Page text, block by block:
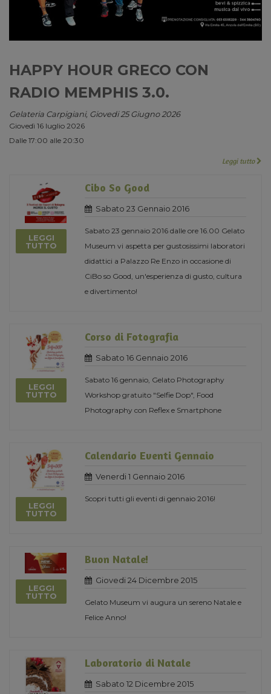
HAPPY HOUR GRECO CON
RADIO MEMPHIS 3.0.
Gelateria Carpigiani, Giovedi 25 Giugno 2026
Giovedì 16 luglio 2026
Dalle 17:00 alle 20:30
Leggi tutto
LEGGI
TUTTO
Cibo So Good
Sabato 23 Gennaio 2016
Sabato 23 gennaio 2016 dalle ore 16.00 Gelato
Museum vi aspetta per gustosissimi laboratori
didattici a Palazzo Re Enzo in occasione di
CiBo so Good, un'esperienza di gusto, cultura
e divertimento!
LEGGI
TUTTO
Corso di Fotografia
Sabato 16 Gennaio 2016
Sabato 16 gennaio, Gelato Photography
Workshop gratuito "Selfie Dop", Food
Photography con Reflex e Smartphone
LEGGI
TUTTO
Calendario Eventi Gennaio
Venerdi 1 Gennaio 2016
Scopri tutti gli eventi di gennaio 2016!
LEGGI
TUTTO
Buon Natale!
Giovedi 24 Dicembre 2015
Gelato Museum vi augura un sereno Natale e
Felice Anno!
Laboratorio di Natale
Sabato 12 Dicembre 2015